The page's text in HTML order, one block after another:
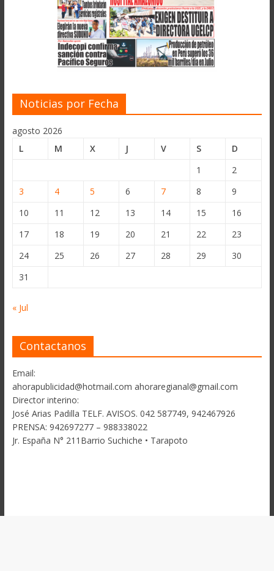
Noticias por Fecha
agosto 2026
L
M X J V S
D
1
2
3
4 5 6 7 8
9
10
11 12 13 14 15
16
17
18 19 20 21 22
23
24
25 26 27 28 29
30
31
« Jul
Contactanos
Email:
ahorapublicidad@hotmail.com ahoraregianal@gmail.com
Director interino:
José Arias Padilla TELF. AVISOS. 042 587749, 942467926
PRENSA: 942697277 – 988338022
Jr. España N° 211Barrio Suchiche • Tarapoto